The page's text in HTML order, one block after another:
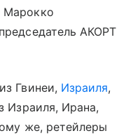
Марокко
АКОРТ
Гвинеи, Израиля,
Израиля, Ирана,
же, ретейлеры